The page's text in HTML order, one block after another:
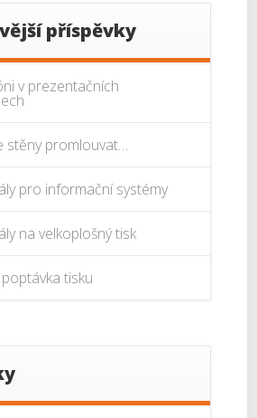
příspěvky
v prezentačních
stěny promlouvat…
pro informační systémy
na velkoplošný tisk
tisku